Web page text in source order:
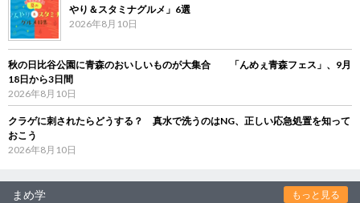
やり＆スタミナグルメ」6選
2026年8月10日
秋の日比谷公園に青森のおいしいものが大集合 「んめぇ青森フェス」、9月
18日から3日間
2026年8月10日
クラゲに刺されたらどうする？ 真水で洗うのはNG、正しい応急処置を知って
おこう
2026年8月10日
まめ学 もっと見る